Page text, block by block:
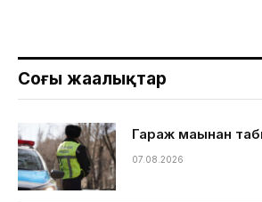
Соңғы жаңалықтар
Гараж маңынан
07.08.2026